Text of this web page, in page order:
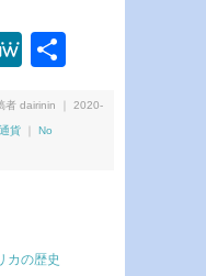
MeWe
者 dairinin ｜ 2020-
貨 No
カの歴史